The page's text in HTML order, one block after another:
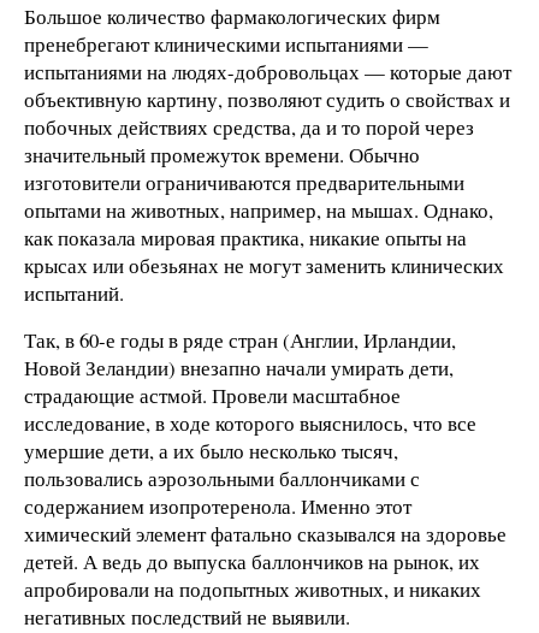
Большое количество фармакологических фирм
пренебрегают клиническими испытаниями —
испытаниями на людях-добровольцах — которые дают
объективную картину, позволяют судить о свойствах и
побочных действиях средства, да и то порой через
значительный промежуток времени. Обычно
изготовители ограничиваются предварительными
опытами на животных, например, на мышах. Однако,
как показала мировая практика, никакие опыты на
крысах или обезьянах не могут заменить клинических
испытаний.
Так, в 60-е годы в ряде стран (Англии, Ирландии,
Новой Зеландии) внезапно начали умирать дети,
страдающие астмой. Провели масштабное
исследование, в ходе которого выяснилось, что все
умершие дети, а их было несколько тысяч,
пользовались аэрозольными баллончиками с
содержанием изопротеренола. Именно этот
химический элемент фатально сказывался на здоровье
детей. А ведь до выпуска баллончиков на рынок, их
апробировали на подопытных животных, и никаких
негативных последствий не выявили.